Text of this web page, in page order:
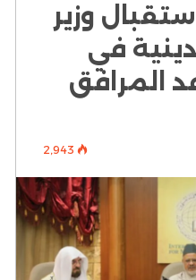
وزير
في
المرافق
2٬943